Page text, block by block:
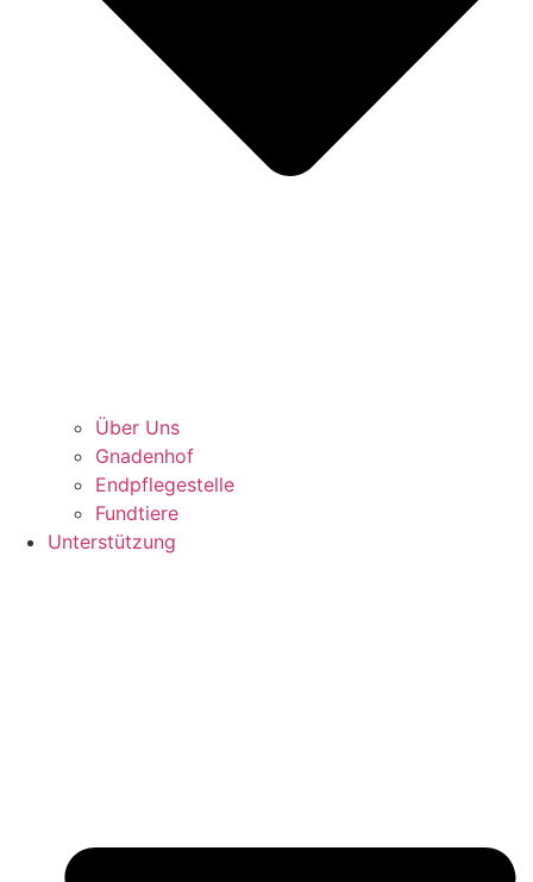
Über Uns
Gnadenhof
Endpflegestelle
Fundtiere
Unterstützung